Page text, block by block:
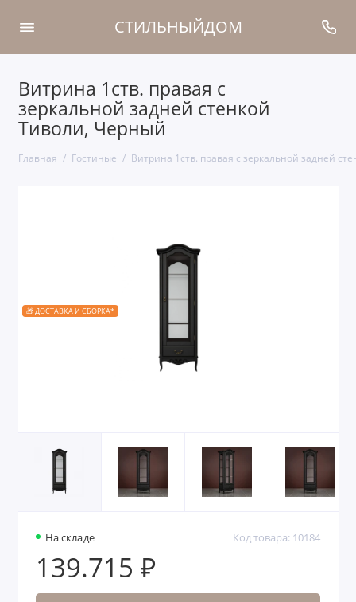
СТИЛЬНЫЙДОМ
Витрина 1ств. правая с
зеркальной задней стенкой
Тиволи, Черный
Главная Гостиные Витрина 1ств. правая с зеркальной задней
🎁 ДОСТАВКА И СБОРКА*
На складе Код товара: 10184
139.715 ₽